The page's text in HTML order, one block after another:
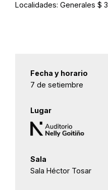
Localidades: Generales $
Fecha y horario
7 de setiembre
Lugar
Sala
Sala Héctor Tosar